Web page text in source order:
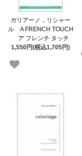
ガリアーノ，リシャー
ル A FRENCH TOUCH
ア フレンチ タッチ
1,550円(税込1,705円)